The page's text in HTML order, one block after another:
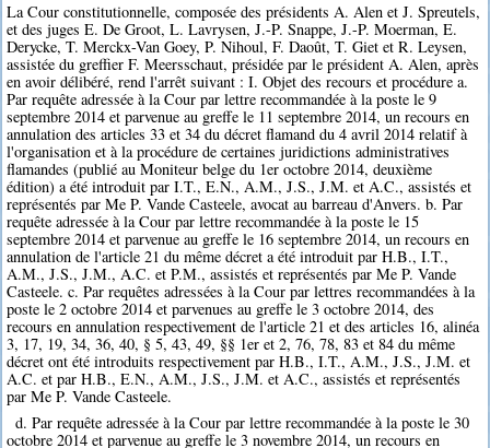
La Cour constitutionnelle, composée des présidents A. Alen et J. Spreutels,
et des juges E. De Groot, L. Lavrysen, J.-P. Snappe, J.-P. Moerman, E.
Derycke, T. Merckx-Van Goey, P. Nihoul, F. Daoût, T. Giet et R. Leysen,
assistée du greffier F. Meersschaut, présidée par le président A. Alen, après
en avoir délibéré, rend l'arrêt suivant : I. Objet des recours et procédure a.
Par requête adressée à la Cour par lettre recommandée à la poste le 9
septembre 2014 et parvenue au greffe le 11 septembre 2014, un recours en
annulation des articles 33 et 34 du décret flamand du 4 avril 2014 relatif à
l'organisation et à la procédure de certaines juridictions administratives
flamandes (publié au Moniteur belge du 1er octobre 2014, deuxième
édition) a été introduit par I.T., E.N., A.M., J.S., J.M. et A.C., assistés et
représentés par Me P. Vande Casteele, avocat au barreau d'Anvers. b. Par
requête adressée à la Cour par lettre recommandée à la poste le 15
septembre 2014 et parvenue au greffe le 16 septembre 2014, un recours en
annulation de l'article 21 du même décret a été introduit par H.B., I.T.,
A.M., J.S., J.M., A.C. et P.M., assistés et représentés par Me P. Vande
Casteele. c. Par requêtes adressées à la Cour par lettres recommandées à la
poste le 2 octobre 2014 et parvenues au greffe le 3 octobre 2014, des
recours en annulation respectivement de l'article 21 et des articles 16, alinéa
3, 17, 19, 34, 36, 40, § 5, 43, 49, §§ 1er et 2, 76, 78, 83 et 84 du même
décret ont été introduits respectivement par H.B., I.T., A.M., J.S., J.M. et
A.C. et par H.B., E.N., A.M., J.S., J.M. et A.C., assistés et représentés
par Me P. Vande Casteele.
d. Par requête adressée à la Cour par lettre recommandée à la poste le 30
octobre 2014 et parvenue au greffe le 3 novembre 2014, un recours en